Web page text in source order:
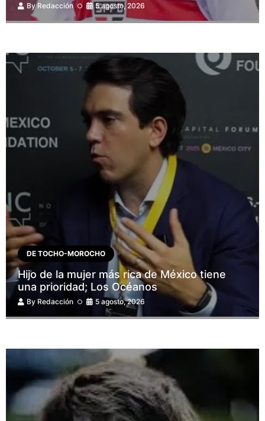
ByRedacción 5 agosto, 2026
DE TOCHO-MOROCHO
Hijo de la mujer más rica de México tiene
una prioridad; Los Océanos
By Redacción 5 agosto, 2026